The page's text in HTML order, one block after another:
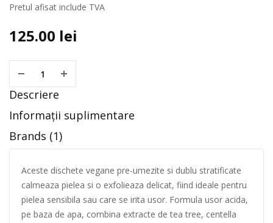
Pretul afisat include TVA
125.00 lei
Descriere
Informații suplimentare
Brands (1)
Aceste dischete vegane pre-umezite si dublu stratificate
calmeaza pielea si o exfolieaza delicat, fiind ideale pentru
pielea sensibila sau care se irita usor. Formula usor acida,
pe baza de apa, combina extracte de tea tree, centella